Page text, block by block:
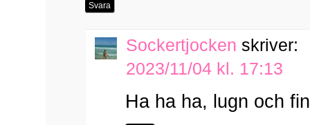
Svara
Sockertjocken skriver:
2023/11/04 kl. 17:13
Ha ha ha, lugn och